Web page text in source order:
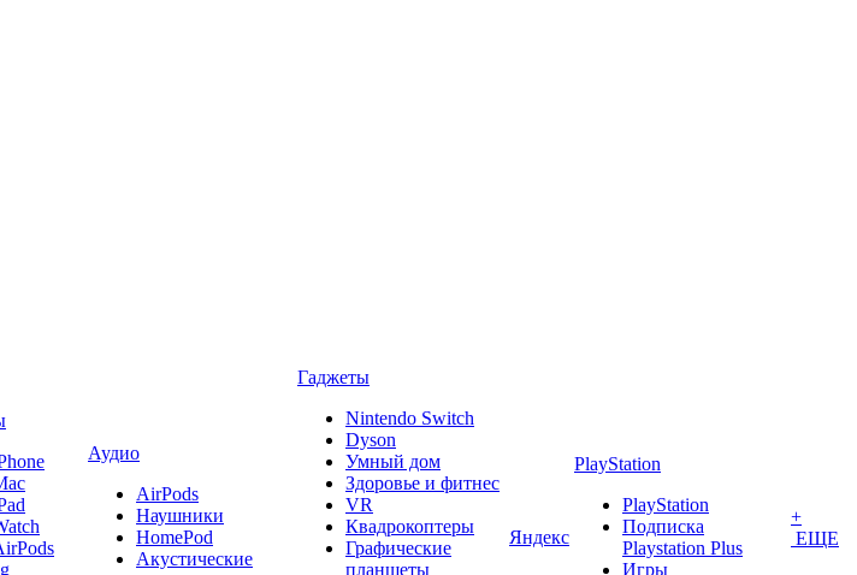
Аудио
AirPods
Наушники
HomePod
Акустические
Гаджеты
Nintendo Switch
Dyson
Умный дом
Здоровье и фитнес
VR
Квадрокоптеры
Графические
планшеты
Яндекс
PlayStation
PlayStation
Подписка
Playstation Plus
Игры
+
ЕЩЕ